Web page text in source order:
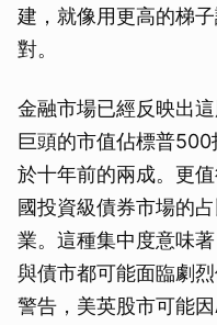
建，就像用更高的梯
對。
金融市場已經反映出
巨頭的市值佔標普
於十年前的兩成。更
國投資級債券市場的
業。這種集中度意味
與債市都可能面臨劇
警告，美英股市可能